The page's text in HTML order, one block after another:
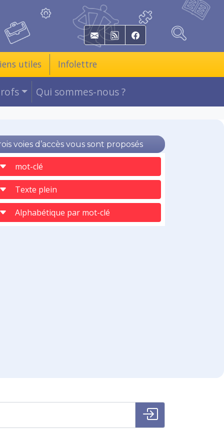
E-mail RSS Facebook
utiles Infolettre
Qui sommes-nous ?
voies d’accès vous sont proposés
mot-clé
Texte plein
Alphabétique par mot-clé